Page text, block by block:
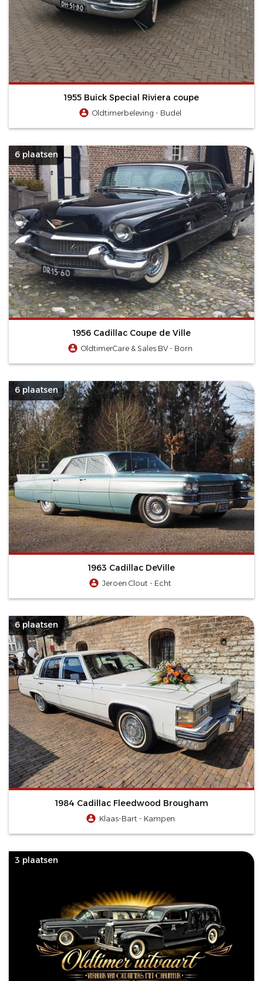
1955 Buick Special Riviera coupe
Oldtimerbeleving - Budel
6 plaatsen
1956 Cadillac Coupe de Ville
OldtimerCare & Sales BV - Born
6 plaatsen
1963 Cadillac DeVille
Jeroen Clout - Echt
6 plaatsen
1984 Cadillac Fleedwood Brougham
Klaas-Bart - Kampen
3 plaatsen